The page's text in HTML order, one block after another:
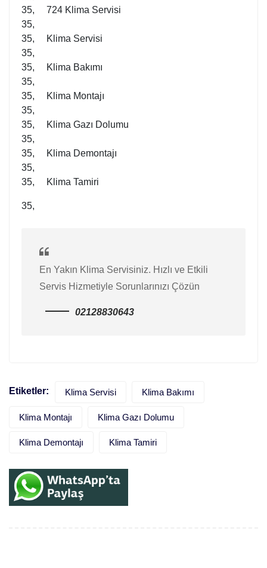
35, 724 Klima Servisi
35,
35, Klima Servisi
35,
35, Klima Bakımı
35,
35, Klima Montajı
35,
35, Klima Gazı Dolumu
35,
35, Klima Demontajı
35,
35, Klima Tamiri
35,
En Yakın Klima Servisiniz. Hızlı ve Etkili
Servis Hizmetiyle Sorunlarınızı Çözün
02128830643
Etiketler: Klima Servisi Klima Bakımı
Klima Montajı Klima Gazı Dolumu
Klima Demontajı Klima Tamiri